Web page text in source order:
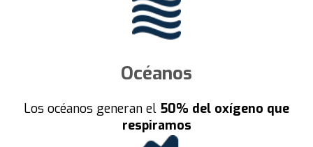
Océanos
Los océanos generan el 50% del oxígeno que
respiramos